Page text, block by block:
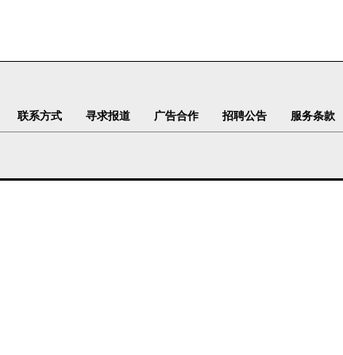
联系方式 寻求报道 广告合作 招聘公告 服务条款